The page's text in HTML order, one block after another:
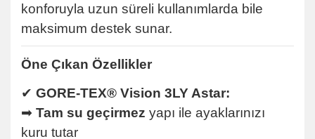
konforuyla uzun süreli kullanımlarda bile
maksimum destek sunar.
Öne Çıkan Özellikler
✔ GORE-TEX® Vision 3LY Astar:
➡ Tam su geçirmez yapı ile ayaklarınızı
kuru tutar